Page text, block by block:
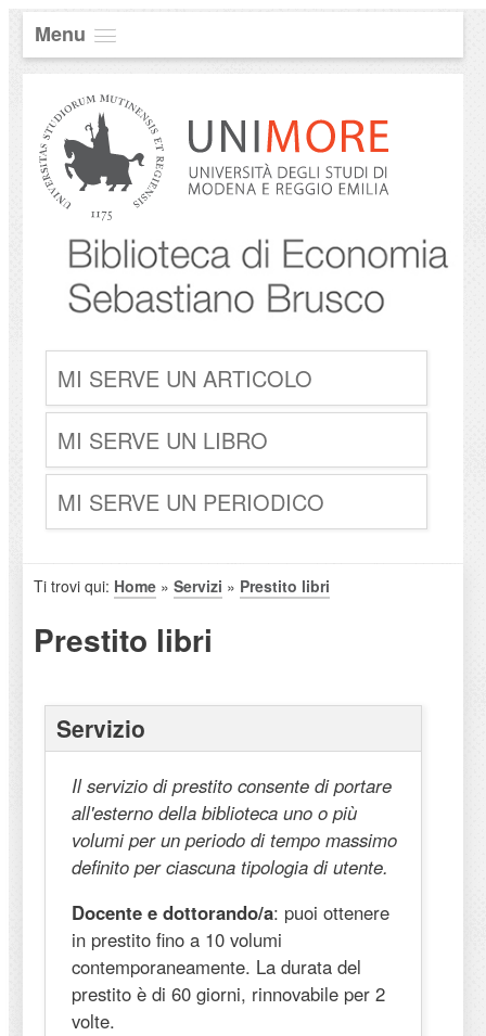
Menu
MI SERVE UN ARTICOLO
MI SERVE UN LIBRO
MI SERVE UN PERIODICO
Ti trovi qui: Home» Servizi » Prestito libri
Prestito libri
Servizio
Il servizio di prestito consente di portare
all'esterno della biblioteca uno o più
volumi per un periodo di tempo massimo
definito per ciascuna tipologia di utente.
Docente e dottorando/a: puoi ottenere
in prestito fino a 10 volumi
contemporaneamente. La durata del
prestito è di 60 giorni, rinnovabile per 2
volte.